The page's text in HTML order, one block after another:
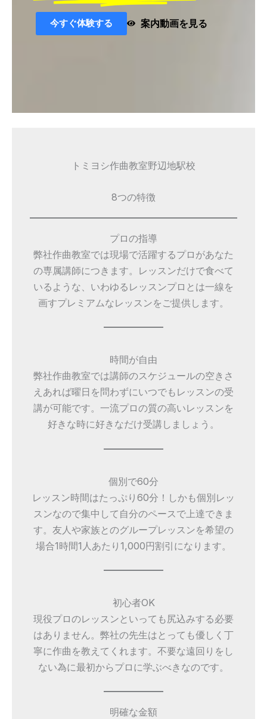
今すぐ体験する 案内動画を見る
トミヨシ作曲教室野辺地駅校
8つの特徴
プロの指導
弊社作曲教室では現場で活躍するプロがあなた
の専属講師につきます。レッスンだけで食べて
いるような、いわゆるレッスンプロとは一線を
画すプレミアムなレッスンをご提供します。
時間が自由
弊社作曲教室では講師のスケジュールの空きさ
えあれば曜日を問わずにいつでもレッスンの受
講が可能です。一流プロの質の高いレッスンを
好きな時に好きなだけ受講しましょう。
個別で60分
レッスン時間はたっぷり60分！しかも個別レッ
スンなので集中して自分のペースで上達できま
す。友人や家族とのグループレッスンを希望の
場合1時間1人あたり1,000円割引になります。
初心者OK
現役プロのレッスンといっても尻込みする必要
はありません。弊社の先生はとっても優しく丁
寧に作曲を教えてくれます。不要な遠回りをし
ない為に最初からプロに学ぶべきなのです。
明確な金額